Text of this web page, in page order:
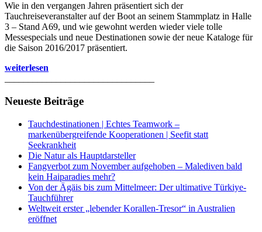
Wie in den vergangen Jahren präsentiert sich der
Tauchreiseveranstalter auf der Boot an seinem Stammplatz in Halle
3 – Stand A69, und wie gewohnt werden wieder viele tolle
Messespecials und neue Destinationen sowie der neue Kataloge für
die Saison 2016/2017 präsentiert.
weiterlesen
Neueste Beiträge
Tauchdestinationen | Echtes Teamwork –
markenübergreifende Kooperationen | Seefit statt
Seekrankheit
Die Natur als Hauptdarsteller
Fangverbot zum November aufgehoben – Malediven bald
kein Haiparadies mehr?
Von der Ägäis bis zum Mittelmeer: Der ultimative Türkiye-
Tauchführer
Weltweit erster „lebender Korallen-Tresor“ in Australien
eröffnet